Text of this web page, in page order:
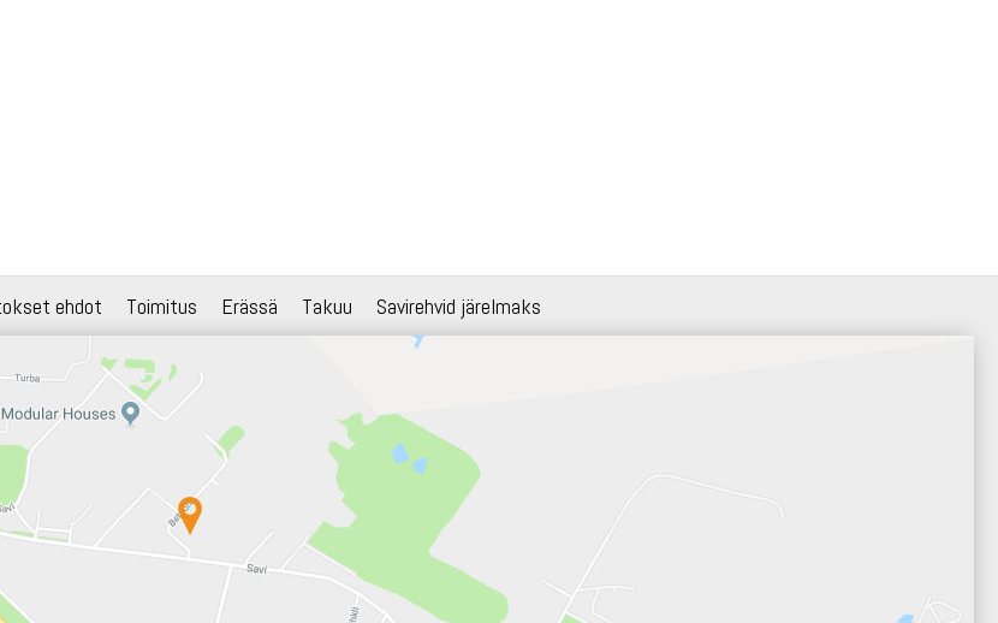
ehdot Toimitus Erässä Takuu Savirehvid järelmaks